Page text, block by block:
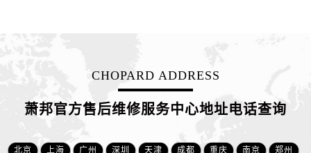
安徽省宿州市埇桥区人民中路萧邦售后服务中心（需提前预约）
CHOPARD ADDRESS
萧邦官方售后维修服务中心地址电话查询
北京 上海 广州 深圳 天津 成都 重庆 南京 郑州